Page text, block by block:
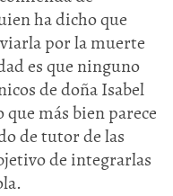
ha dicho que
por la muerte
es que ninguno
de doña Isabel
más bien parece
de tutor de las
de integrarlas